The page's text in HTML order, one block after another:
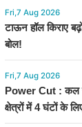
Fri,7 Aug 2026
टाऊन हॉल किराए
बोल!
Fri,7 Aug 2026
Power Cut : कल
क्षेत्रों में 4 घंटों के